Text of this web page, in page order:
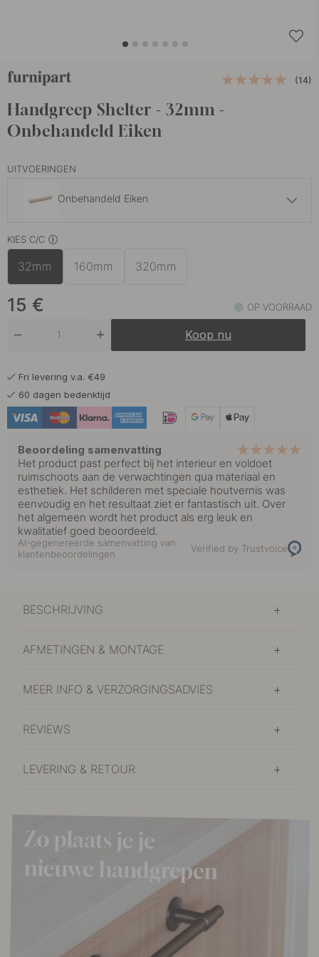
(14)
Handgreep Shelter - 32mm -
Onbehandeld Eiken
UITVOERINGEN
Onbehandeld Eiken
Walnoot
KIES C/C
32mm 160mm 320mm
15 € OP VOORRAAD
Koop nu
Fri levering v.a. €49
60 dagen bedenktijd
Beoordeling samenvatting
Het product past perfect bij het interieur en voldoet
ruimschoots aan de verwachtingen qua materiaal en
esthetiek. Het schilderen met speciale houtvernis was
eenvoudig en het resultaat ziet er fantastisch uit. Over
het algemeen wordt het product als erg leuk en
kwalitatief goed beoordeeld.
AI-gegenereerde samenvatting van
klantenbeoordelingen
Verified by Trustvoice
BESCHRIJVING
AFMETINGEN & MONTAGE
MEER INFO & VERZORGINGSADVIES
REVIEWS
LEVERING & RETOUR